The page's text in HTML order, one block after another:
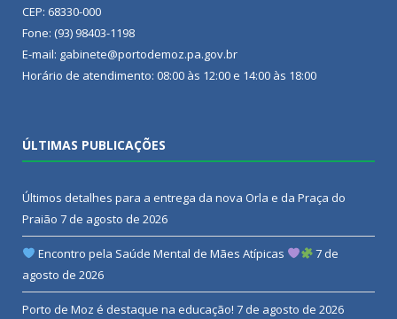
CEP: 68330-000
Fone: (93) 98403-1198
E-mail: gabinete@portodemoz.pa.gov.br
Horário de atendimento: 08:00 às 12:00 e 14:00 às 18:00
ÚLTIMAS PUBLICAÇÕES
Últimos detalhes para a entrega da nova Orla e da Praça do
Praião 7 de agosto de 2026
Encontro pela Saúde Mental de Mães Atípicas
7 de
agosto de 2026
Porto de Moz é destaque na educação! 7 de agosto de 2026